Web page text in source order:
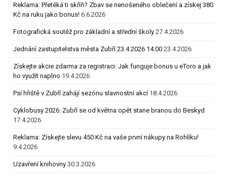
Reklama: Přetéká ti skříň? Zbav se nenošeného oblečení a získej 380
Kč na ruku jako bonus! 6.6.2026
Fotografická soutěž pro základní a střední školy 27.4.2026
Jednání zastupitelstva města Zubří 23.4.2026 14:00 23.4.2026
Získejte akcie zdarma za registraci: Jak funguje bonus u eToro a jak
ho využít naplno 19.4.2026
Psí hřiště v Zubří zahájí sezónu slavnostní akcí 18.4.2026
Cyklobusy 2026: Zubří se od května opět stane branou do Beskyd
17.4.2026
Reklama: Získejte slevu 450 Kč na vaše první nákupy na Rohlíku!
9.4.2026
Uzavření knihovny 30.3.2026